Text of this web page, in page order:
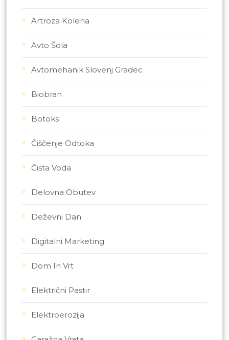
Artroza Kolena
Avto Šola
Avtomehanik Slovenj Gradec
Biobran
Botoks
Čiščenje Odtoka
Čista Voda
Delovna Obutev
Deževni Dan
Digitalni Marketing
Dom In Vrt
Električni Pastir
Elektroerozija